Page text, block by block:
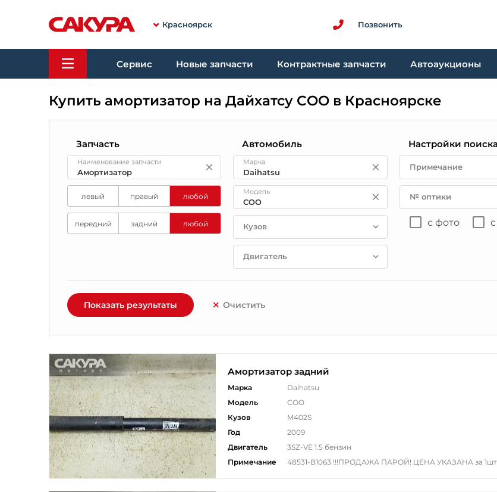
Красноярск Позвонить
Сервис Новые запчасти Контрактные запчасти Автоаукционы
Купить амортизатор на Дайхатсу СОО в Красноярске
Запчасть
Наименование запчасти
левый правый любой
передний задний любой
Автомобиль
Марка
Модель
Кузов
Двигатель
Настройки поиска
Примечание
№ оптики
с фото
Показать результаты Очистить
Амортизатор задний
Марка
Daihatsu
Модель
COO
Кузов
M402S
Год
2009
Двигатель
3SZ-VE 1.5 бензин
Примечание
48531-B1063 !!!ПРОДАЖА ПАРОЙ! ЦЕНА УКАЗАНА за